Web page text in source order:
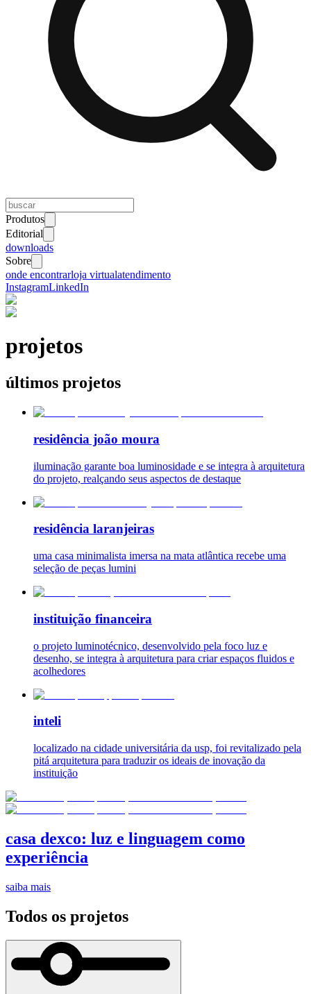
Produtos
Editorial
downloads
Sobre
onde encontrarloja virtualatendimento
InstagramLinkedIn
projetos
últimos projetos
residência joão moura
iluminação garante boa luminosidade e se integra à arquitetura
do projeto, realçando seus aspectos de destaque
residência laranjeiras
uma casa minimalista imersa na mata atlântica recebe uma
seleção de peças lumini
instituição financeira
o projeto luminotécnico, desenvolvido pela foco luz e
desenho, se integra à arquitetura para criar espaços fluidos e
acolhedores
inteli
localizado na cidade universitária da usp, foi revitalizado pela
pitá arquitetura para traduzir os ideais de inovação da
instituição
casa dexco: luz e linguagem como
experiência
saiba mais
Todos os projetos